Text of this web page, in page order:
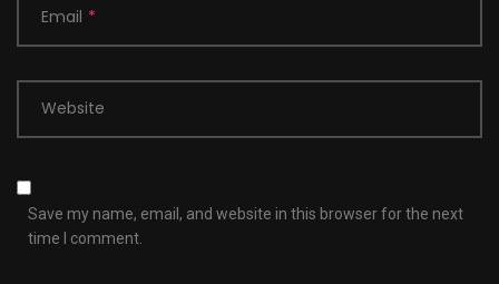
Email *
Website
Save my name, email, and website in this browser for the next
time I comment.